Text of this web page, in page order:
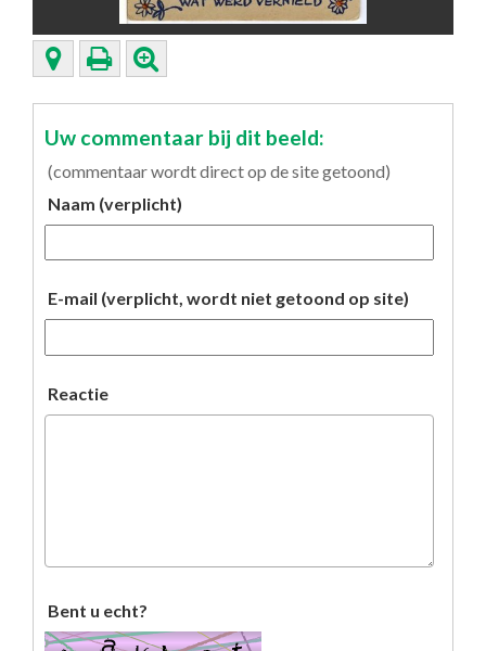
Uw commentaar bij dit beeld:
(commentaar wordt direct op de site getoond)
Naam (verplicht)
E-mail (verplicht, wordt niet getoond op site)
Reactie
Bent u echt?